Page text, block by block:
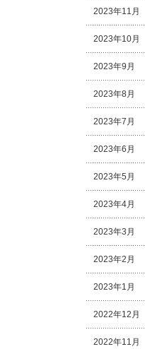
2023年11月
2023年10月
2023年9月
2023年8月
2023年7月
2023年6月
2023年5月
2023年4月
2023年3月
2023年2月
2023年1月
2022年12月
2022年11月